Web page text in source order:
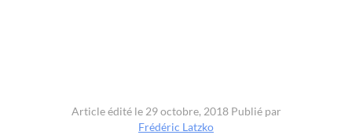
Article édité le 29 octobre, 2018 Publié par
Frédéric Latzko